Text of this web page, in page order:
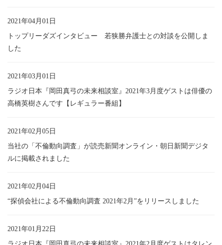
2021年04月01日
トップリーダズインタビュー 若狭勝弁護士との対談を公開しま
した
2021年03月01日
ラジオ日本『岡田真弓の未来相談室』2021年3月度ゲストは俳優の
高橋英樹さんです【レギュラー番組】
2021年02月05日
当社の「不倫動向調査」が読売新聞オンライン・朝日新聞デジタ
ルに掲載されました
2021年02月04日
“探偵会社による不倫動向調査 2021年2月”をリリースしました
2021年01月22日